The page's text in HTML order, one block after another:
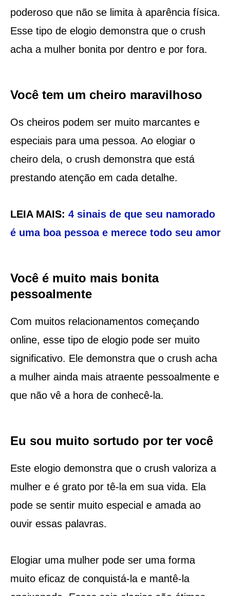
poderoso que não se limita à aparência física.
Esse tipo de elogio demonstra que o crush
acha a mulher bonita por dentro e por fora.
Você tem um cheiro maravilhoso
Os cheiros podem ser muito marcantes e
especiais para uma pessoa. Ao elogiar o
cheiro dela, o crush demonstra que está
prestando atenção em cada detalhe.
LEIA MAIS: 4 sinais de que seu namorado
é uma boa pessoa e merece todo seu amor
Você é muito mais bonita
pessoalmente
Com muitos relacionamentos começando
online, esse tipo de elogio pode ser muito
significativo. Ele demonstra que o crush acha
a mulher ainda mais atraente pessoalmente e
que não vê a hora de conhecê-la.
Eu sou muito sortudo por ter você
Este elogio demonstra que o crush valoriza a
mulher e é grato por tê-la em sua vida. Ela
pode se sentir muito especial e amada ao
ouvir essas palavras.
Elogiar uma mulher pode ser uma forma
muito eficaz de conquistá-la e mantê-la